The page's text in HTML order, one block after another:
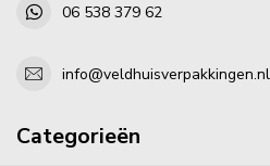
06 538 379 62
info@veldhuisverpakkingen.nl
Categorieën